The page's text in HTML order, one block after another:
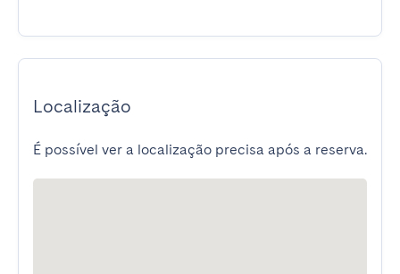
Localização
É possível ver a localização precisa após a reserva.